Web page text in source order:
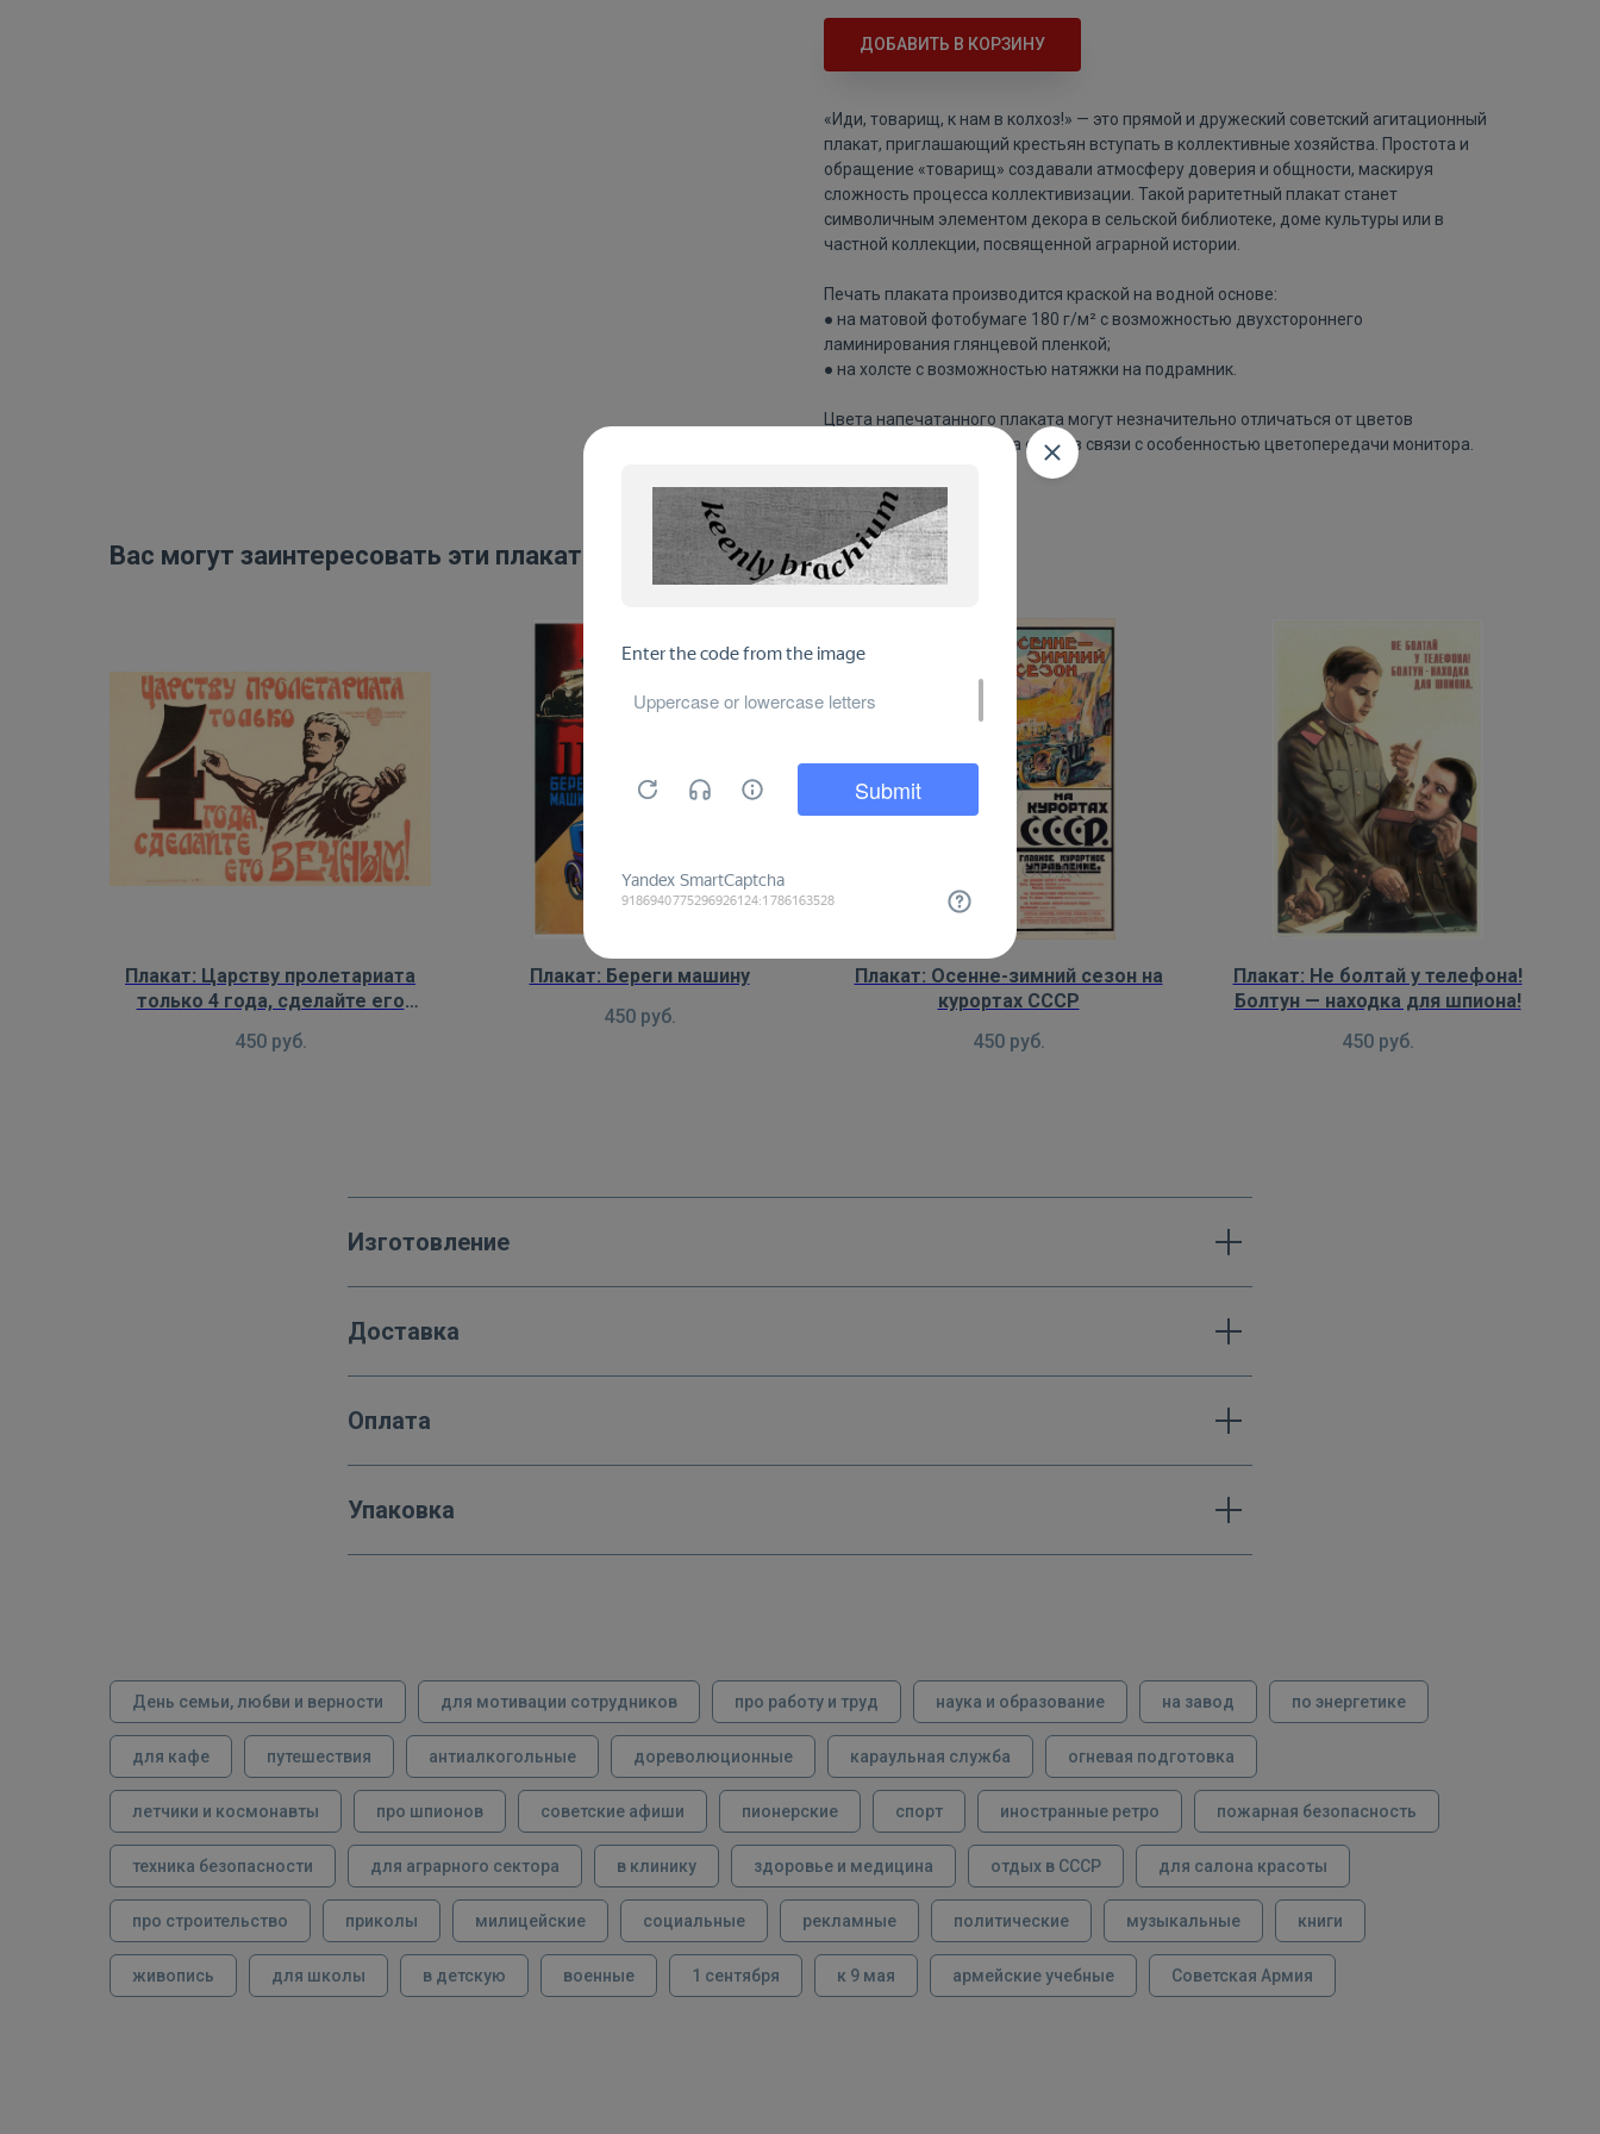
ДОБАВИТЬ В КОРЗИНУ
«Иди, товарищ, к нам в колхоз!» — это прямой и дружеский советский агитационный
плакат, приглашающий крестьян вступать в коллективные хозяйства. Простота и
обращение «товарищ» создавали атмосферу доверия и общности, маскируя
сложность процесса коллективизации. Такой раритетный плакат станет
символичным элементом декора в сельской библиотеке, доме культуры или в
частной коллекции, посвященной аграрной истории.
Печать плаката производится краской на водной основе:
● на матовой фотобумаге 180 г/м² с возможностью двухстороннего
ламинирования глянцевой пленкой;
● на холсте с возможностью натяжки на подрамник.
Цвета напечатанного плаката могут незначительно отличаться от цветов
изображения плаката на сайте в связи с особенностью цветопередачи монитора.
Вас могут заинтересовать эти плакаты:
Плакат: Царству пролетариата
только 4 года, сделайте его
450 руб.
Плакат: Береги машину
450 руб.
Плакат: Осенне-зимний сезон на
курортах СССР
450 руб.
Плакат: Не болтай у телефона!
Болтун — находка для шпиона!
450 руб.
Изготовление
Доставка
Оплата
Упаковка
День семьи, любви и верности для мотивации сотрудников про работу и труд наука и образование на завод по энергетике
для кафе путешествия антиалкогольные дореволюционные караульная служба огневая подготовка
летчики и космонавты про шпионов советские афиши пионерские спорт иностранные ретро пожарная безопасность
техника безопасности для аграрного сектора в клинику здоровье и медицина отдых в СССР для салона красоты
про строительство приколы милицейские социальные рекламные политические музыкальные книги
живопись для школы в детскую военные 1 сентября к 9 мая армейские учебные Советская Армия